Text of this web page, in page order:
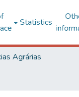
Statistics
Agrárias